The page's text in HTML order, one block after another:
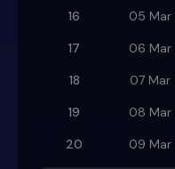
16
05 Mar
17
06 Mar
18
07 Mar
19
08 Mar
20
09 Mar